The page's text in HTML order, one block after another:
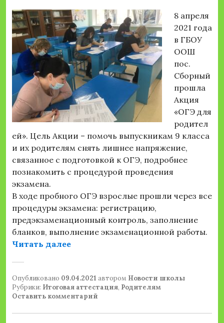
8 апреля
2021 года
в ГБОУ
ООШ
пос.
Сборный
прошла
Акция
«ОГЭ для
родител
ей». Цель Акции – помочь выпускникам 9 класса
и их родителям снять лишнее напряжение,
связанное с подготовкой к ОГЭ, подробнее
познакомить с процедурой проведения
экзамена.
В ходе пробного ОГЭ взрослые прошли через все
процедуры экзамена: регистрацию,
предэкзаменационный контроль, заполнение
бланков, выполнение экзаменационной работы.
Читать далее«Акция «ОГЭ для родителей»»
Опубликовано 09.04.2021 автором Новости школы
Рубрики: Итоговая аттестация, Родителям
Оставить комментарий